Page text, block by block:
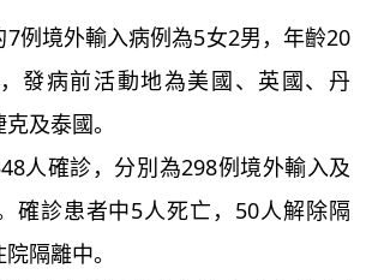
境外輸入病例為5女2男，年齡20
發病前活動地為美國、英國、丹
及泰國。
確診，分別為298例境外輸入及
確診患者中5人死亡，50人解除隔
隔離中。